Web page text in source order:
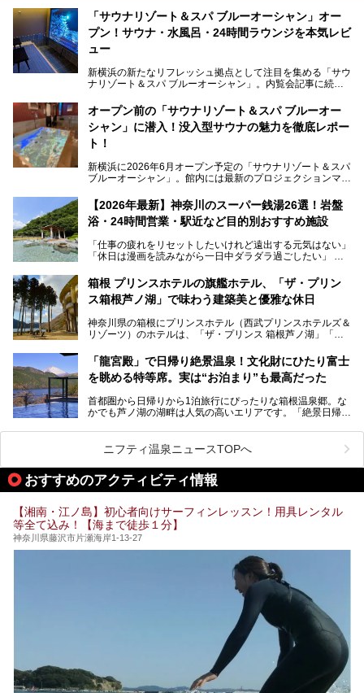
「サウナリゾート＆スパ ブルーオーシャン」オー
プン！サウナ・水風呂・24時間ラウンジを本気レビ
ュー
新横浜の新たなリフレッシュ拠点として注目を集める「サウ
ナリゾート＆スパ ブルーオーシャン」。内覧会記事に続
す。サウナや水風呂の気持ちよさはもちろん、リラックスス
ペースの過ごしやすさまで徹底チェック。新横浜エリアで日
常の疲れをリセットしたい人、ライブやスポーツ観戦遠征組
は必見です。
オープン前の「サウナリゾート＆スパ ブルーオー
シャン」に潜入！没入型サウナの魅力を徹底レポー
ト！
新横浜に2026年6月オープン予定の「サウナリゾート＆スパ
ブルーオーシャン」。館内には最新のプロジェクションマッ
的な“没入感（イマーシブ）”を体験できます。
今回は、そんな大注目の施設に一足先にお邪魔し、その全貌
を見学させていただきました！
サウナ室の中に咲き誇る桜、魚たちが泳ぐ水風呂、そしてバ
リのビーチを思わせる休憩スペース…。驚きの連続だった館
内の様子をレポートします！
【2026年最新】神奈川のスーパー銭湯26選！岩盤
浴・24時間営業・駅近など目的別おすすめ施設
「仕事の疲れをリセットしたいけれど遠出する元気はない」
「休日は漫画を読みながら一日中ダラダラ過ごしたい」
たい」
そんな「癒やされたい」という願いを叶えてくれるのが、神
神奈川県には、サウナや岩盤浴、一日中遊べるエンタメ施設
など、“非日常”を味わえるスーパー銭湯が数多く揃っていま
う」という人も多いはず。
そこで今回は、神奈川県内の人気施設26選を「安さ」「岩
業」「駅近」など、目的別に厳選して紹介します。
今の気分にぴったりの施設を見つけて、最高のリフレッシュ
箱根 プリンスホテルの旗艦ホテル、「ザ・プリン
ス箱根芦ノ湖」で味わう建築美と優雅な休日
神奈川県の箱根にプリンスホテル（西武プリンスホテルズ＆
リゾーツ）のホテルは、「ザ・プリンス 箱根芦ノ湖」「芦
「箱根仙石原プリンスホテル」と4軒あり、今回ご紹介する
「ザ・プリンス 箱根芦ノ湖」は、その中でもフラッグシッ
プ（旗艦）に位置づけられる特別なホテルです。
昭和の日本を代表する建築家の一人、村野藤吾が芦ノ湖の畔
に建てた桃源郷のようなホテルがここ。自家源泉の温泉や、
提供元：株式会社西武・プリンスホテルズワールドワイド
【PR】
この記事はザ・プリンス 箱根芦ノ湖のPR記事です。
「龍宮殿」で日帰り絶景温泉！文化財にひたり富士
を眺める特等席。実は“お泊まり”も最高だった
首都圏から日帰りから1泊旅行にぴったりな箱根温泉郷。な
かでも芦ノ湖の湖畔は人気の高いエリアです。「絶景日帰り
が楽しめるまさに眺望自慢の日帰り温泉。
そしてここは全24室の「箱根 芦ノ湖畔蛸川温泉 龍宮殿」と
して宿泊もできます。宿泊者は「龍宮殿本館」の営業時間に
加えて、朝6時からの宿泊者専用時間帯にも「龍宮殿本館」
のお風呂が利用できます。
今回は日帰り温泉としての「絶景日帰り温泉 龍宮殿本館
（以下、龍宮殿本館）」と、旅館としての「箱根 芦ノ湖畔
蛸川温泉 龍宮殿（以下、龍宮殿）」の両方の魅力をたっぷ
りお伝えします！
ここは箱根神社、九頭龍神社、白龍神社、箱根元宮と箱根の
4つの神社に囲まれたパワースポットです。
提供元：株式会社西武・プリンスホテルズワールドワイド
この記事は箱根 芦ノ湖畔蛸川温泉 龍宮殿のPR記事です。
ニフティ温泉ニュースTOPへ
おすすめのアクティビティ情報
【湘南・江ノ島】初心者向けサーフィンレッスン！用具レンタル
等全て込み！【海まで徒歩１分】
神奈川県藤沢市片瀬海岸1-13-27